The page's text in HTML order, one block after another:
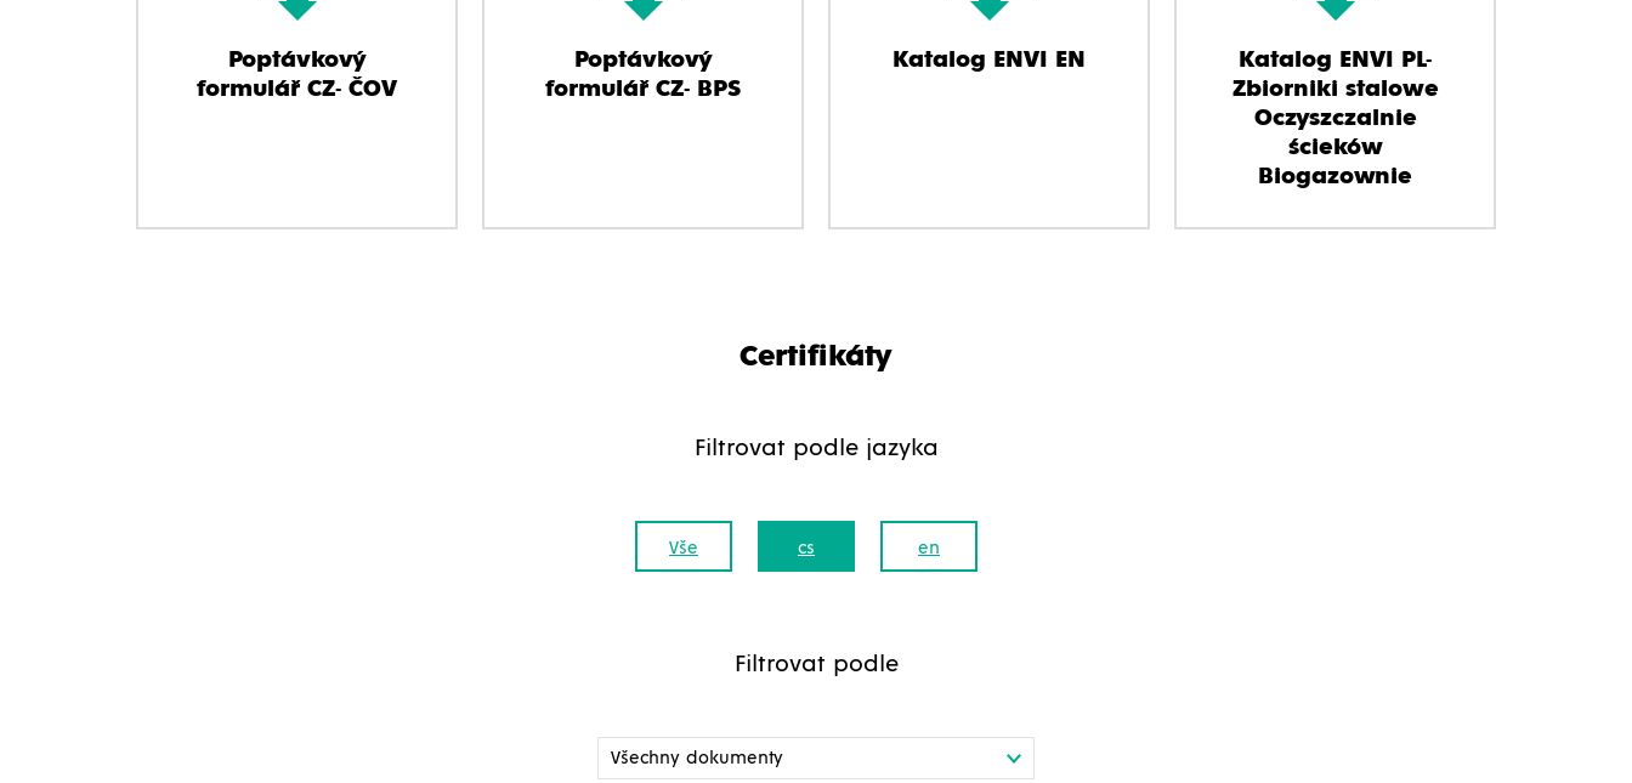
Poptávkový
formulář CZ- ČOV
Poptávkový
formulář CZ- BPS
Katalog ENVI EN
Katalog ENVI PL-
Zbiorniki stalowe
Oczyszczalnie
ścieków
Biogazownie
Certifikáty
Filtrovat podle jazyka
Vše cs en
Filtrovat podle